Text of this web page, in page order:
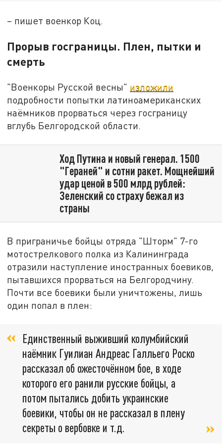
– пишет военкор Коц.
Прорыв госграницы. Плен, пытки и
смерть
"Военкоры Русской весны" изложили
подробности попытки латиноамериканских
наёмников прорваться через госграницу
вглубь Белгородской области.
Ход Путина и новый генерал. 1500
"Гераней" и сотни ракет. Мощнейший
удар ценой в 500 млрд рублей:
Зеленский со страху бежал из
страны
В приграничье бойцы отряда "Шторм" 7-го
мотострелкового полка из Калининграда
отразили наступление иностранных боевиков,
пытавшихся прорваться на Белгородчину.
Почти все боевики были уничтожены, лишь
один попал в плен:
Единственный выживший колумбийский
наёмник Гуилиан Андреас Галльего Роско
рассказал об ожесточённом бое, в ходе
которого его ранили русские бойцы, а
потом пытались добить украинские
боевики, чтобы он не рассказал в плену
секреты о вербовке и т.д.